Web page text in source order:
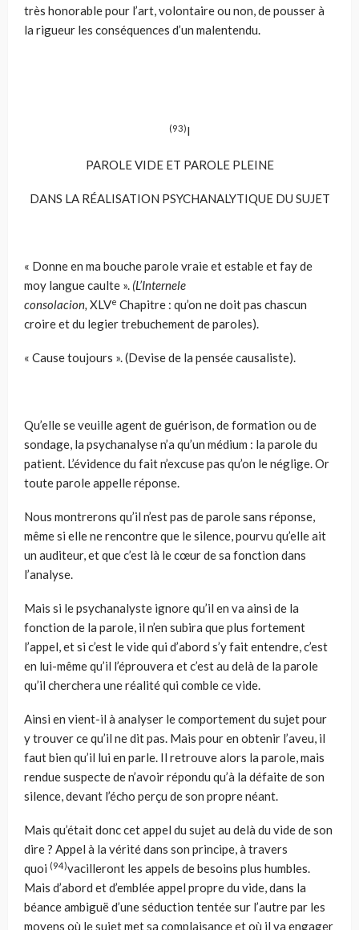
très honorable pour l’art, volontaire ou non, de pousser à
la rigueur les conséquences d’un malentendu.
(93)I
PAROLE VIDE ET PAROLE PLEINE
DANS LA RÉALISATION PSYCHANALYTIQUE DU SUJET
« Donne en ma bouche parole vraie et estable et fay de
moy langue caulte ». (L’Internele
consolacion, XLVe Chapitre : qu’on ne doit pas chascun
croire et du legier trebuchement de paroles).
« Cause toujours ». (Devise de la pensée causaliste).
Qu’elle se veuille agent de guérison, de formation ou de
sondage, la psychanalyse n’a qu’un médium : la parole du
patient. L’évidence du fait n’excuse pas qu’on le néglige. Or
toute parole appelle réponse.
Nous montrerons qu’il n’est pas de parole sans réponse,
même si elle ne rencontre que le silence, pourvu qu’elle ait
un auditeur, et que c’est là le cœur de sa fonction dans
l’analyse.
Mais si le psychanalyste ignore qu’il en va ainsi de la
fonction de la parole, il n’en subira que plus fortement
l’appel, et si c’est le vide qui d’abord s’y fait entendre, c’est
en lui-même qu’il l’éprouvera et c’est au delà de la parole
qu’il cherchera une réalité qui comble ce vide.
Ainsi en vient-il à analyser le comportement du sujet pour
y trouver ce qu’il ne dit pas. Mais pour en obtenir l’aveu, il
faut bien qu’il lui en parle. Il retrouve alors la parole, mais
rendue suspecte de n’avoir répondu qu’à la défaite de son
silence, devant l’écho perçu de son propre néant.
Mais qu’était donc cet appel du sujet au delà du vide de son
dire ? Appel à la vérité dans son principe, à travers
quoi (94)vacilleront les appels de besoins plus humbles.
Mais d’abord et d’emblée appel propre du vide, dans la
béance ambiguë d’une séduction tentée sur l’autre par les
moyens où le sujet met sa complaisance et où il va engager